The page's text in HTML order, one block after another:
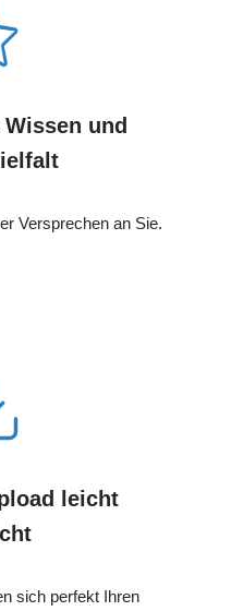
und
Versprechen an Sie.
leicht
sich perfekt Ihren